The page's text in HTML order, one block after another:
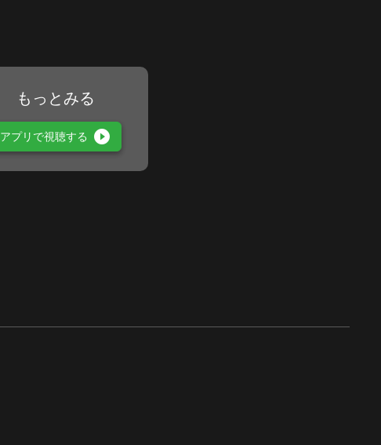
もっとみる
アプリで視聴する play_circle_filled